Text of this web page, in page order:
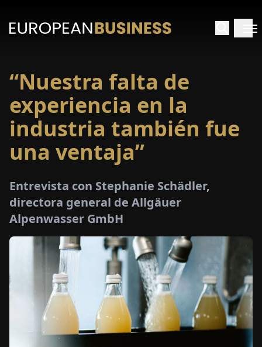
PAPEL
“Nuestra falta de
experiencia en la
industria también fue
una ventaja”
Entrevista con Stephanie Schädler,
directora general de Allgäuer
Alpenwasser GmbH